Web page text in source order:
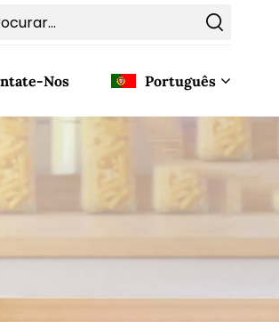
Nos Português
English
Français